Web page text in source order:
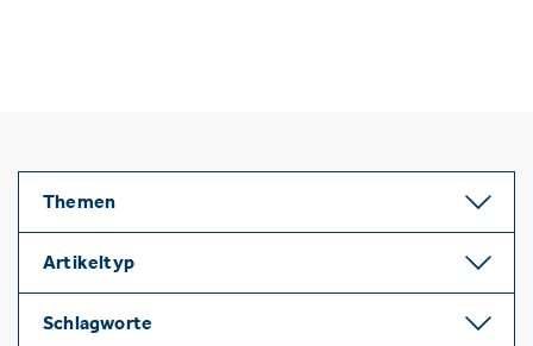
Themen
Artikeltyp
Schlagworte